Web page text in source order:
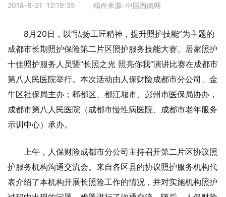
2018-8-21 12:19:35 稿件来源: 中国西南网
8月20日，以“弘扬工匠精神，提升照护技能”为主题的
成都市长期照护保险第二片区照护服务技能大赛、居家照护
十佳照护服务人员暨“长照之光 照亮你我”演讲比赛在成都市
第八人民医院举行。本次活动由人保财险成都市分公司、金
牛区社保局主办；郫都区、都江堰市、彭州市医保局协办，
成都市第八人民医院（成都市慢性病医院、成都市老年服务
示训中心）承办。
上午，人保财险成都市分公司主持召开第二片区协议照
护服务机构沟通交流会。来自各区县的协议照护服务机构代
表介绍了本机构开展长照险工作的情况，并对实施机构照护